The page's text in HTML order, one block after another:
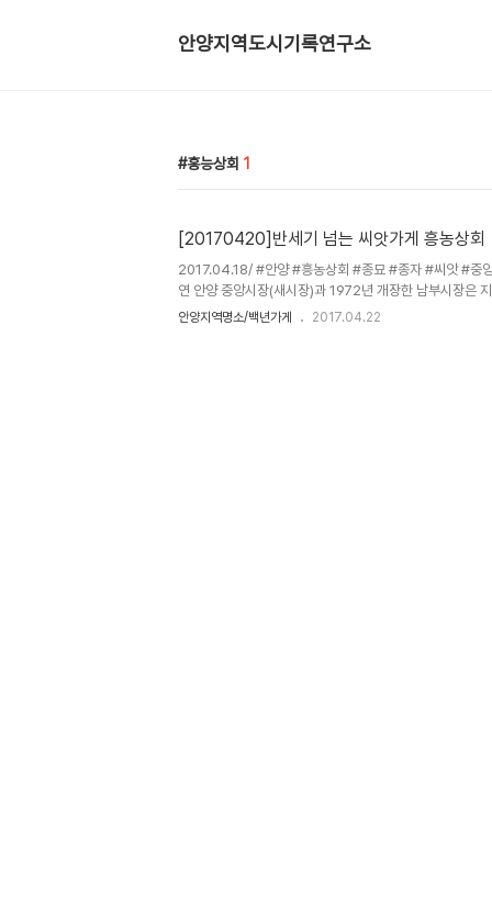
안양지역도시기록연구소
홍능상회 1
[20170420]반세기 넘는 씨앗가게 흥농상회
2017.04.18/ #안양 #흥농상회 #종묘 #종자 #씨앗 #중
연 안양 중앙시장(새시장)과 1972년 개장한 남부시장은
년대 시흥군 시절에는 안양.군포.의왕.과천은 물론 시화, 안
안양지역명소/백년가게 2017.04.22